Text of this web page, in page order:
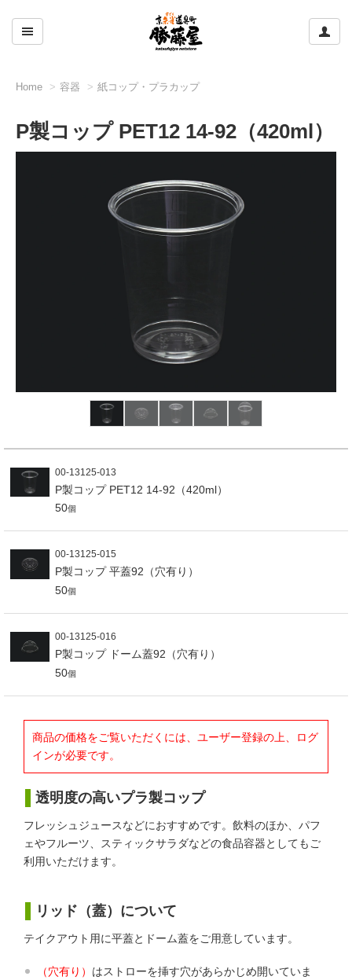
ここをクリックして左のメニューを開閉する
Home 容器 紙コップ・プラカップ
P製コップ PET12 14-92（420ml）
00-13125-013
P製コップ PET12 14-92（420ml）
50個
00-13125-015
P製コップ 平蓋92（穴有り）
50個
00-13125-016
P製コップ ドーム蓋92（穴有り）
50個
商品の価格をご覧いただくには、ユーザー登録の上、ログ
インが必要です。
透明度の高いプラ製コップ
フレッシュジュースなどにおすすめです。飲料のほか、パフ
ェやフルーツ、スティックサラダなどの食品容器としてもご
利用いただけます。
リッド（蓋）について
テイクアウト用に平蓋とドーム蓋をご用意しています。
（穴有り） はストローを挿す穴があらかじめ開いていま